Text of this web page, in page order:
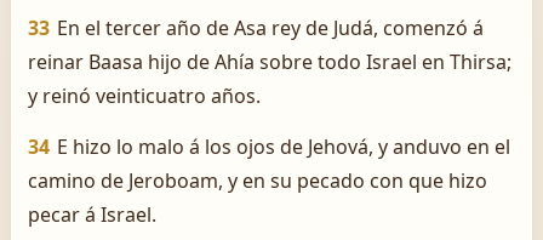
33 En el tercer año de Asa rey de Judá, comenzó á
reinar Baasa hijo de Ahía sobre todo Israel en Thirsa;
y reinó veinticuatro años.
34 E hizo lo malo á los ojos de Jehová, y anduvo en el
camino de Jeroboam, y en su pecado con que hizo
pecar á Israel.